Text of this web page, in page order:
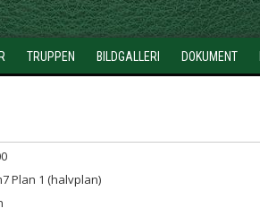
TRUPPEN BILDGALLERI DOKUMENT
Plan 1 (halvplan)